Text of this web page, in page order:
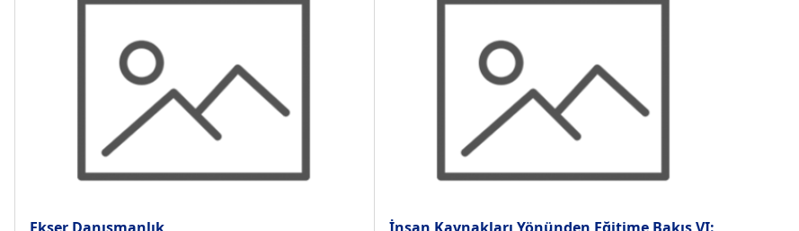
Ekser Danışmanlık